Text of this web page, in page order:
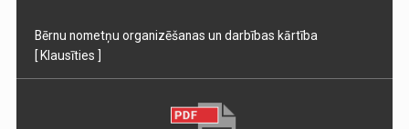
Bērnu nometņu organizēšanas un darbības kārtība
[ Klausīties ]